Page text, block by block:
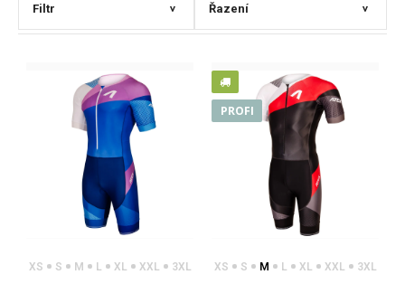
Filtr > Řazení >
XS S M L XL XXL 3XL
PROFI
XS S M L XL XXL 3XL